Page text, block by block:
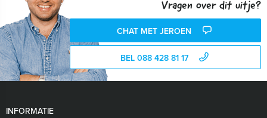
Vragen over dit uitje?
CHAT MET JEROEN
BEL 088 428 81 17
INFORMATIE